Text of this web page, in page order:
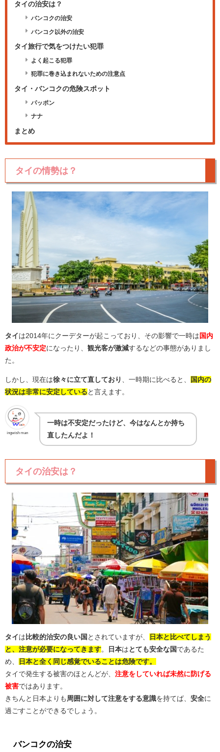
タイの治安は？
バンコクの治安
バンコク以外の治安
タイ旅行で気をつけたい犯罪
よく起こる犯罪
犯罪に巻き込まれないための注意点
タイ・バンコクの危険スポット
パッポン
ナナ
まとめ
タイの情勢は？
タイ は2014年にクーデターが起こっており、その影響で一時は 国内
政治が不安定になったり、 観光客が激減するなどの事態がありまし
た。
しかし、現在は徐々に立て直しており 、一時期に比べると、
国内の
状況は非常に安定している と言えます。
ingwish man
一時は不安定だったけど、今はなんとか持ち
直したんだよ！
タイの治安は？
タイ は 比較的治安の良い国 とされていますが、
日本と比べてしまう
と、注意が必要になってきます
日本は とても安全な国 であるた
め、
日本と全く同じ感覚でいることは危険です。
タイで発生する被害のほとんどが、 注意をしていれば未然に防げる
被害ではあります。
きちんと日本よりも 周囲に対して注意をする意識を持てば、 安全に
過ごすことができるでしょう。
バンコクの治安